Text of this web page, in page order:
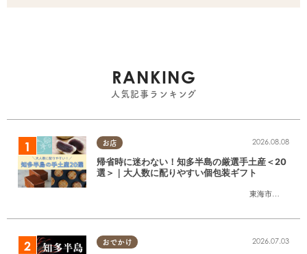
RANKING
人気記事ランキング
お店
東海市
,大府市
2026.08.08
帰省時に迷わない！知多半島の厳選手土産＜20
選＞｜大人数に配りやすい個包装ギフト
おでかけ 2026.07.03